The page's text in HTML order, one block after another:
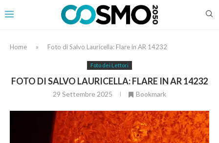
Home » Foto di Salvo Lauricella: Flare in AR 14232
Foto dei Lettori
FOTO DI SALVO LAURICELLA: FLARE IN AR 14232
29 Settembre 2025 Bookmark